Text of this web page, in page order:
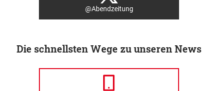
@Abendzeitung
Die schnellsten Wege zu unseren News